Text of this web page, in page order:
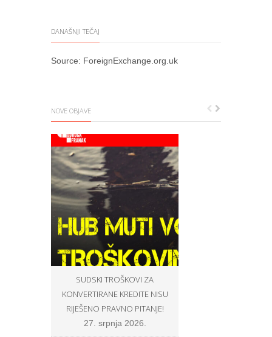
DANAŠNJI TEČAJ
Source: ForeignExchange.org.uk
NOVE OBJAVE
SUDSKI TROŠKOVI ZA
KONVERTIRANE KREDITE NISU
RIJEŠENO PRAVNO PITANJE!
27. srpnja 2026.